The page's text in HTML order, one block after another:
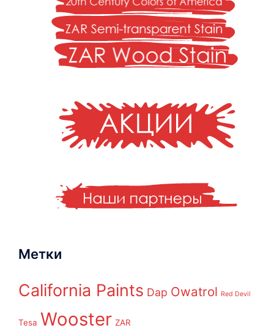
Метки
California Paints Dap Owatrol Red Devil
Tesa Wooster ZAR